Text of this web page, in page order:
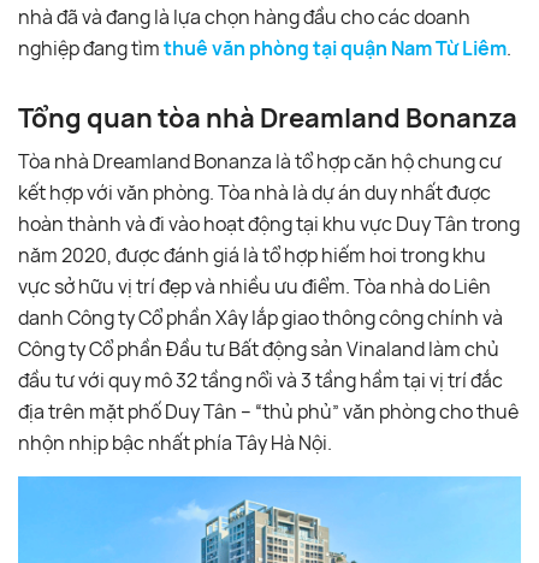
nhà đã và đang là lựa chọn hàng đầu cho các doanh
nghiệp đang tìmthuê văn phòng tại quận Nam Từ Liêm.
Tổng quan tòa nhà Dreamland Bonanza
Tòa nhà Dreamland Bonanza là tổ hợp căn hộ chung cư
kết hợp với văn phòng. Tòa nhà là dự án duy nhất được
hoàn thành và đi vào hoạt động tại khu vực Duy Tân trong
năm 2020, được đánh giá là tổ hợp hiếm hoi trong khu
vực sở hữu vị trí đẹp và nhiều ưu điểm. Tòa nhà do Liên
danh Công ty Cổ phần Xây lắp giao thông công chính và
Công ty Cổ phần Đầu tư Bất động sản Vinaland làm chủ
đầu tư với quy mô 32 tầng nổi và 3 tầng hầm tại vị trí đắc
địa trên mặt phố Duy Tân – “thủ phủ” văn phòng cho thuê
nhộn nhịp bậc nhất phía Tây Hà Nội.